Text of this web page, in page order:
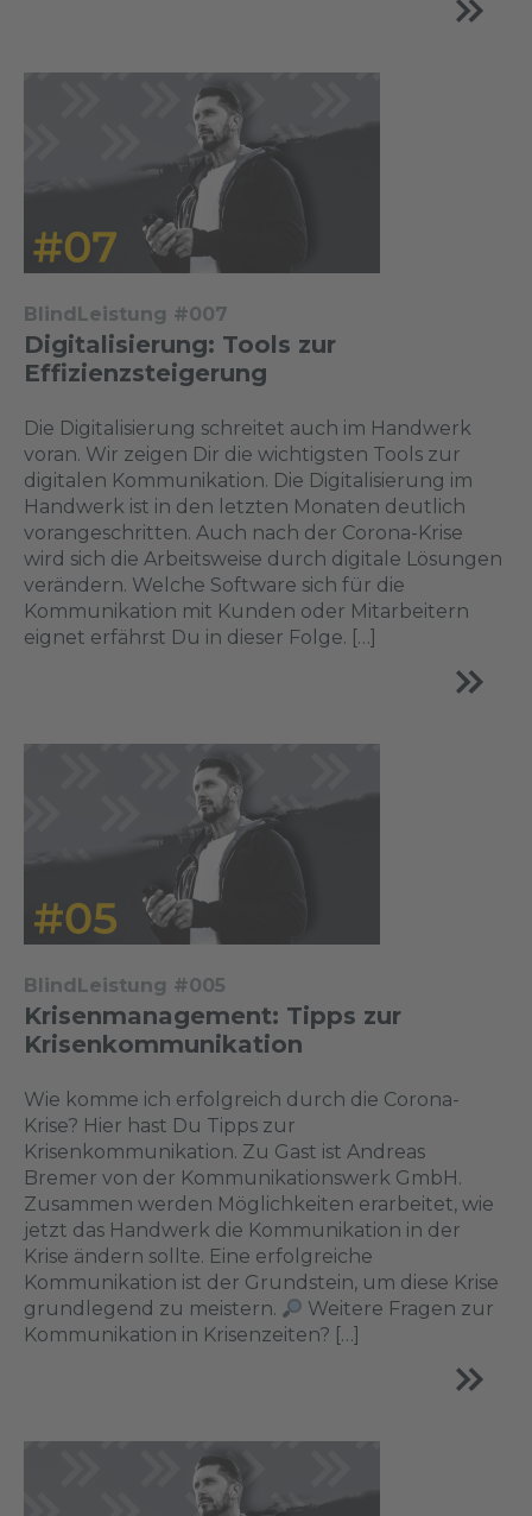
BlindLeistung #007
Digitalisierung: Tools zur
Effizienzsteigerung
Die Digitalisierung schreitet auch im Handwerk
voran. Wir zeigen Dir die wichtigsten Tools zur
digitalen Kommunikation. Die Digitalisierung im
Handwerk ist in den letzten Monaten deutlich
vorangeschritten. Auch nach der Corona-Krise
wird sich die Arbeitsweise durch digitale Lösungen
verändern. Welche Software sich für die
Kommunikation mit Kunden oder Mitarbeitern
eignet erfährst Du in dieser Folge. […]
BlindLeistung #005
Krisenmanagement: Tipps zur
Krisenkommunikation
Wie komme ich erfolgreich durch die Corona-
Krise? Hier hast Du Tipps zur
Krisenkommunikation. Zu Gast ist Andreas
Bremer von der Kommunikationswerk GmbH.
Zusammen werden Möglichkeiten erarbeitet, wie
jetzt das Handwerk die Kommunikation in der
Krise ändern sollte. Eine erfolgreiche
Kommunikation ist der Grundstein, um diese Krise
grundlegend zu meistern.
Weitere Fragen zur
Kommunikation in Krisenzeiten? […]